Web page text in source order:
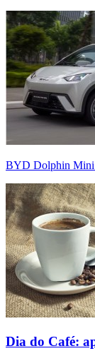
BYD Dolphin Mini
Dia do Café: